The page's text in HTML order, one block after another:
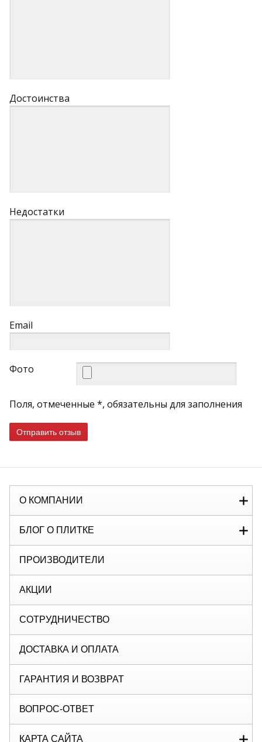
Достоинства
Недостатки
Email
Фото
Поля, отмеченные *, обязательны для заполнения
Отправить отзыв
О КОМПАНИИ
БЛОГ О ПЛИТКЕ
ПРОИЗВОДИТЕЛИ
АКЦИИ
СОТРУДНИЧЕСТВО
ДОСТАВКА И ОПЛАТА
ГАРАНТИЯ И ВОЗВРАТ
ВОПРОС-ОТВЕТ
КАРТА САЙТА